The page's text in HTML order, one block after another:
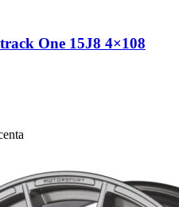
One 15J8 4×108